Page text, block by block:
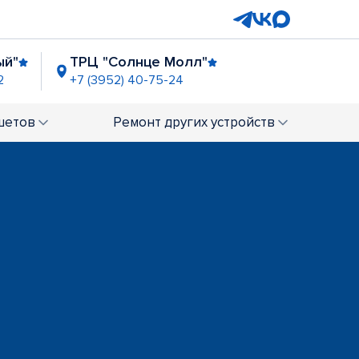
ТРЦ "Солнце Молл"
+7 (3952) 40-75-24
78 Ремонт других устройств